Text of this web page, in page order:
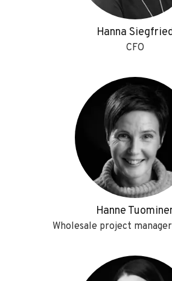
Hanna
CFO
Hanne
Wholesale project